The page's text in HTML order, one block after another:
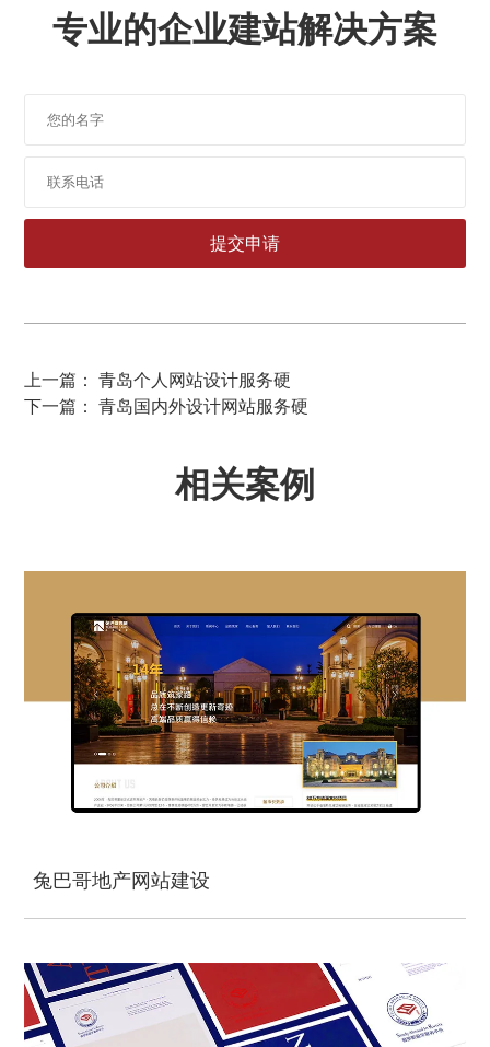
专业的企业建站解决方案
上一篇： 青岛个人网站设计服务硬
下一篇： 青岛国内外设计网站服务硬
相关案例
兔巴哥地产网站建设